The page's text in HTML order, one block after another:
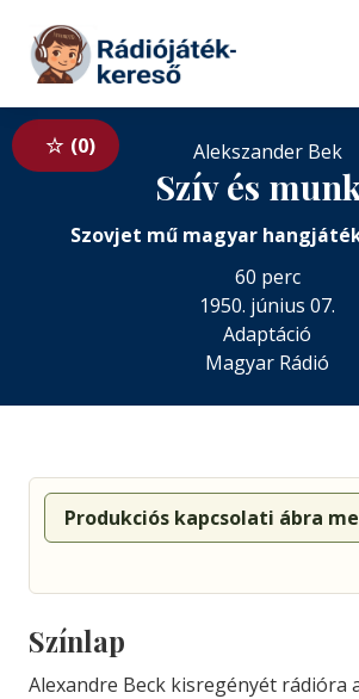
Tovább a tartalomhoz
0 Alekszander Bek
Szív és
Szovjet mű magyar
60 perc
1950. június 07.
Adaptáció
Magyar Rádió
Produkciós kapcsolati ábra
Színlap
Alexandre Beck kisregényét rádióra